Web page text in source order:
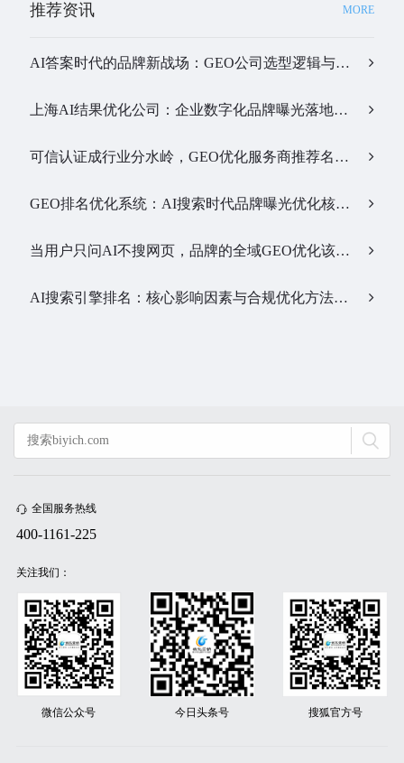
推荐资讯 MORE
AI答案时代的品牌新战场：GEO公司选型逻辑与实战观察…
上海AI结果优化公司：企业数字化品牌曝光落地全解析…
可信认证成行业分水岭，GEO优化服务商推荐名单有了新答案…
GEO排名优化系统：AI搜索时代品牌曝光优化核心工具…
当用户只问AI不搜网页，品牌的全域GEO优化该交给谁？…
AI搜索引擎排名：核心影响因素与合规优化方法…
全国服务热线
400-1161-225
关注我们：
微信公众号 今日头条号 搜狐官方号